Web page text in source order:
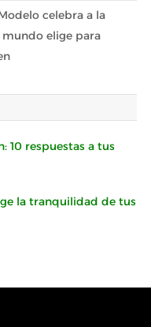
celebra a la
elige para
10 respuestas a tus
la tranquilidad de tus